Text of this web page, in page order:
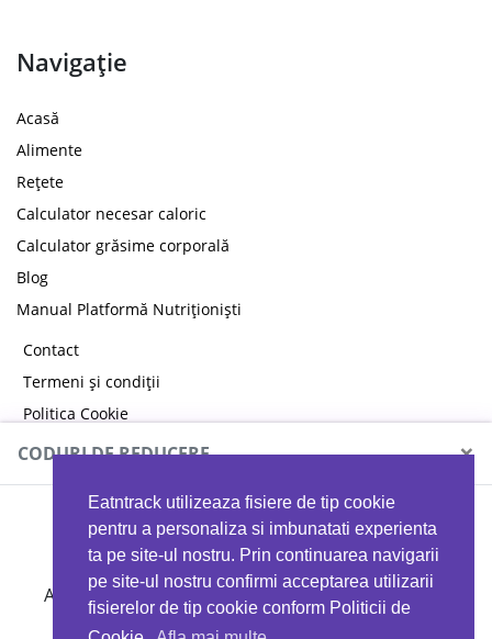
Eatntrack utilizeaza fisiere de tip cookie
pentru a personaliza si imbunatati experienta
ta pe site-ul nostru. Prin continuarea navigarii
pe site-ul nostru confirmi acceptarea utilizarii
fisierelor de tip cookie conform Politicii de
Navigație
Acasă
Alimente
Rețete
Calculator necesar caloric
Calculator grăsime corporală
Blog
Manual Platformă Nutriționiști
Contact
Termeni și condiții
Politica Cookie
Politica de confidențialitate
CODURI DE REDUCERE ×
MYPROTEIN
Ai 40%reducere la orice comandă folosind codul
EATTRACK